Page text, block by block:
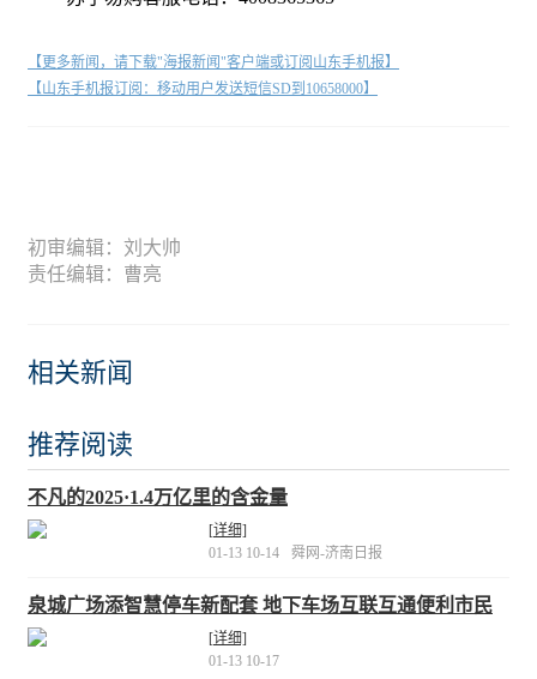
【更多新闻，请下载"海报新闻"客户端或订阅山东手机报】
【山东手机报订阅：移动用户发送短信SD到10658000】
初审编辑：刘大帅
责任编辑：曹亮
相关新闻
推荐阅读
不凡的2025·1.4万亿里的含金量
[详细]
01-13 10-14
舜网-济南日报
泉城广场添智慧停车新配套 地下车场互联互通便利市民
出行
[详细]
01-13 10-17